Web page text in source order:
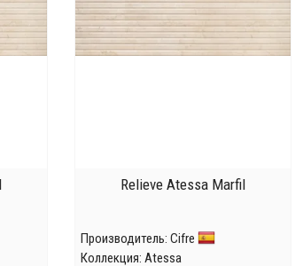
Relieve Atessa Marfil
Производитель: Cifre
Коллекция: Atessa